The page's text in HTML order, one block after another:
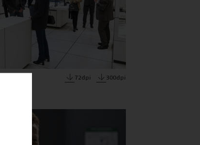
72dpi 300dpi